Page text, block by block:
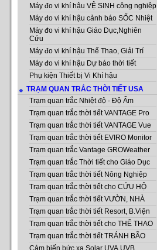
Máy đo vi khí hậu VỆ SINH công nghiệp
Máy đo vi khí hậu cảnh báo SỐC Nhiệt
Máy đo vi khí hậu Giáo Dục,Nghiên
Cứu
Máy đo vi khí hậu Thể Thao, Giải Trí
Máy đo vi khí hậu Dự báo thời tiết
Phụ kiện Thiết bị Vi Khí hậu
TRẠM QUAN TRẮC THỜI TIẾT USA
Trạm quan trắc Nhiệt độ - Độ Ẩm
Trạm quan trắc thời tiết VANTAGE Pro
Trạm quan trắc thời tiết VANTAGE Vue
Trạm quan trắc thời tiết EVIRO Monitor
Trạm quan trắc Vantage GROWeather
Trạm quan trắc Thời tiết cho Giáo Dục
Trạm quan trắc thời tiết Nông Nghiệp
Trạm quan trắc thời tiết cho CỨU HỘ
Trạm quan trắc thời tiết VƯỜN, NHÀ
Trạm quan trắc thời tiết Resort, B.Viện
Trạm quan trắc thời tiết cho THỂ THAO
Trạm quan trắc thời tiết TRÁNH BÃO
Cảm biến bức xạ Solar UVA,UVB